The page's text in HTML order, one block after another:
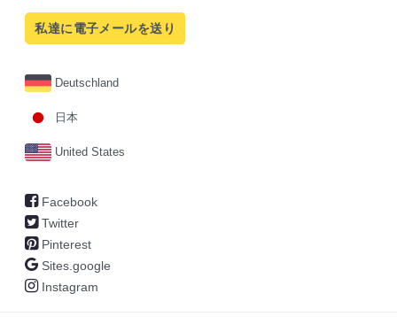
私達に電子メールを送り
Deutschland
日本
United States
Facebook
Twitter
Pinterest
Sites.google
Instagram